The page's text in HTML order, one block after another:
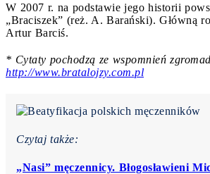
W 2007 r. na podstawie jego historii
„Braciszek” (reż. A. Barański). Główną
Artur Barciś.
* Cytaty pochodzą ze wspomnień
http://www.bratalojzy.com.pl
Czytaj także:
„Nasi” męczennicy. Błogosławieni